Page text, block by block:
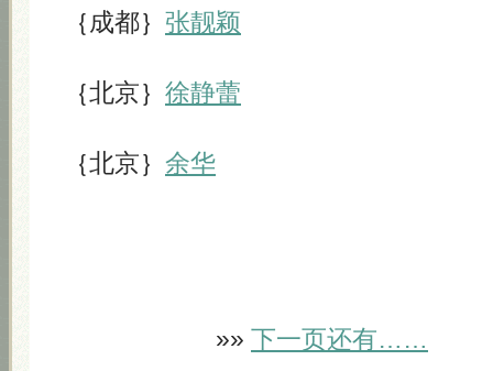
｛成都｝ 张靓颖
｛北京｝ 徐静蕾
｛北京｝ 余华
»» 下一页还有……